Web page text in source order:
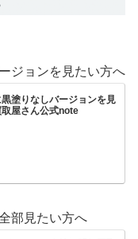
ジョンを見たい方へ
塗りなしバージョンを見
屋さん公式note
部見たい方へ